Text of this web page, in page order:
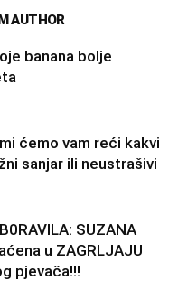
AUTHOR
banana bolje
ćemo vam reći kakvi
sanjar ili neustrašivi
SUZANA
u ZAGRLJAJU
pjevača!!!